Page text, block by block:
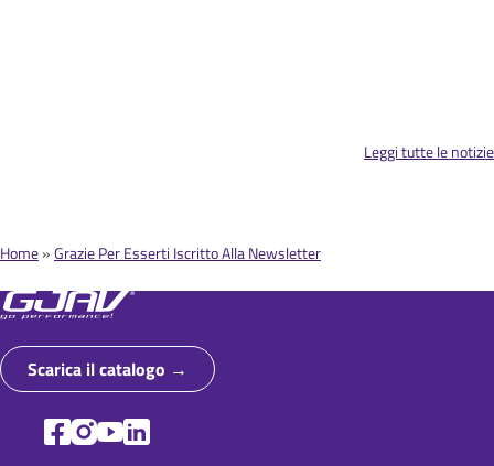
Leggi tutte le notizie
B
r
i
c
Home Grazie Per Esserti Iscritto Alla Newsletter
Scarica il catalogo